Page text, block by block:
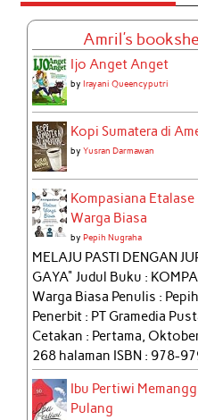
Amril's
Ijo Anget Anget
byIrayani Queencyputri
Kopi Sumatera di
byYusran Darmawan
Kompasiana Etalase
Warga Biasa
byPepih Nugraha
MELAJU PASTI DENGAN
GAYA" Judul Buku :
Warga Biasa Penulis :
Penerbit : PT Gramedia
Cetakan : Pertama,
268 halaman ISBN : 978-
Ibu Pertiwi
Pulang